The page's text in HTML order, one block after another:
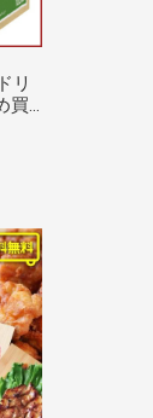
リ
買
)
ー
バ
C